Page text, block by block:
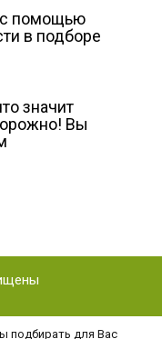
с помощью
в подборе
значит
Вы
подбирать для Вас